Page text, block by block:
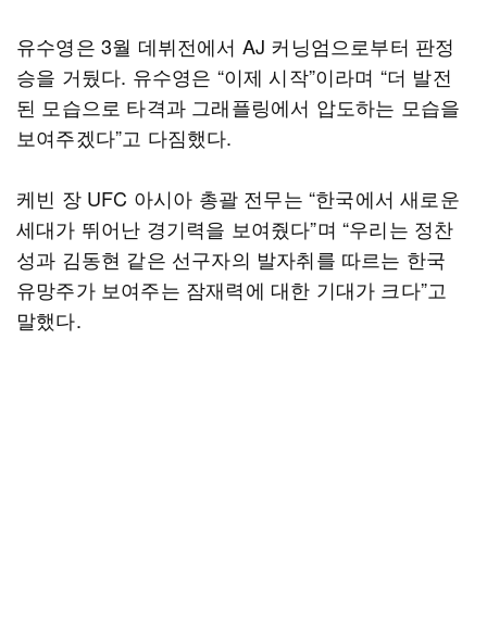
유수영은 3월 데뷔전에서 AJ 커닝엄으로부터 판정
승을 거뒀다. 유수영은 “이제 시작”이라며 “더 발전
된 모습으로 타격과 그래플링에서 압도하는 모습을
보여주겠다”고 다짐했다.
케빈 장 UFC 아시아 총괄 전무는 “한국에서 새로운
세대가 뛰어난 경기력을 보여줬다”며 “우리는 정찬
성과 김동현 같은 선구자의 발자취를 따르는 한국
유망주가 보여주는 잠재력에 대한 기대가 크다”고
말했다.